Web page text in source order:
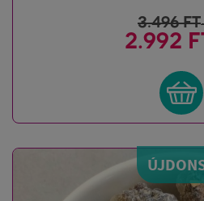
3.496FT
2.992